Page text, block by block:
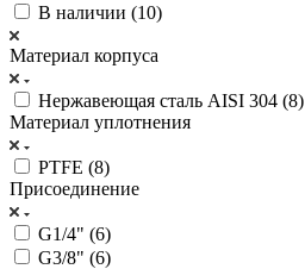
В наличии (10)
Материал корпуса
Нержавеющая сталь AISI 304 (8)
Материал уплотнения
PTFE (8)
Присоединение
G1/4" (6)
G3/8" (6)